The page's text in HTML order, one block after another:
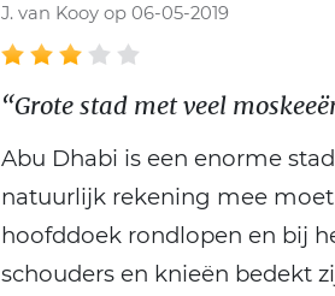
J. van Kooy op 06-05-2019
“Grote stad met veel
Abu Dhabi is een enorme
natuurlijk rekening mee
hoofddoek rondlopen en bij
schouders en knieën bedekt